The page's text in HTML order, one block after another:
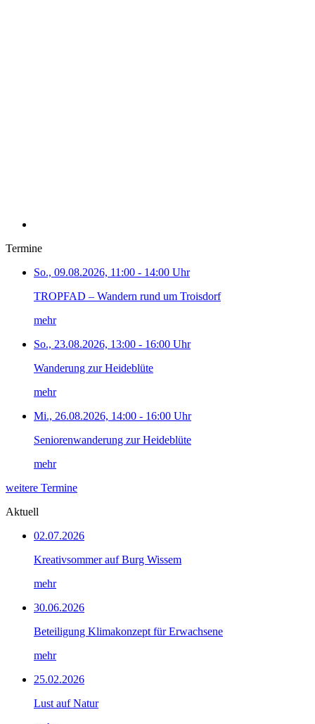
Termine
So., 09.08.2026, 11:00 - 14:00 Uhr
TROPFAD – Wandern rund um Troisdorf
mehr
So., 23.08.2026, 13:00 - 16:00 Uhr
Wanderung zur Heideblüte
mehr
Mi., 26.08.2026, 14:00 - 16:00 Uhr
Seniorenwanderung zur Heideblüte
mehr
weitere Termine
Aktuell
02.07.2026
Kreativsommer auf Burg Wissem
mehr
30.06.2026
Beteiligung Klimakonzept für Erwachsene
mehr
25.02.2026
Lust auf Natur